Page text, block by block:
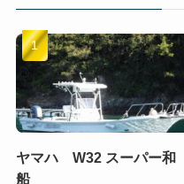
ヤマハ W32 スーパー和
船